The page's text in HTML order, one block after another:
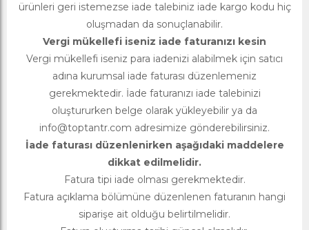
ürünleri geri istemezse iade talebiniz iade kargo kodu hiç
oluşmadan da sonuçlanabilir.
Vergi mükellefi iseniz iade faturanızı kesin
Vergi mükellefi iseniz para iadenizi alabilmek için satıcı
adına kurumsal iade faturası düzenlemeniz
gerekmektedir. İade faturanızı iade talebinizi
oluştururken belge olarak yükleyebilir ya da
info@toptantr.com adresimize gönderebilirsiniz.
İade faturası düzenlenirken aşağıdaki maddelere
dikkat edilmelidir.
Fatura tipi iade olması gerekmektedir.
Fatura açıklama bölümüne düzenlenen faturanın hangi
siparişe ait olduğu belirtilmelidir.